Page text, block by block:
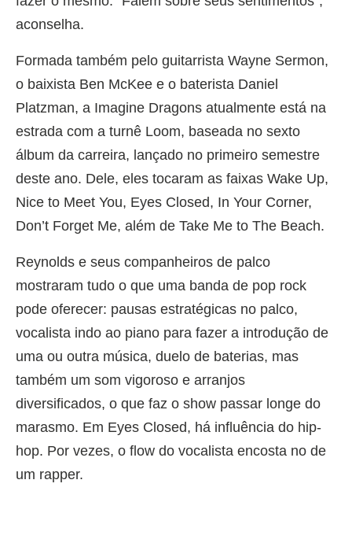
aconselha.
Formada também pelo guitarrista Wayne Sermon,
o baixista Ben McKee e o baterista Daniel
Platzman, a Imagine Dragons atualmente está na
estrada com a turnê Loom, baseada no sexto
álbum da carreira, lançado no primeiro semestre
deste ano. Dele, eles tocaram as faixas Wake Up,
Nice to Meet You, Eyes Closed, In Your Corner,
Don’t Forget Me, além de Take Me to The Beach.
Reynolds e seus companheiros de palco
mostraram tudo o que uma banda de pop rock
pode oferecer: pausas estratégicas no palco,
vocalista indo ao piano para fazer a introdução de
uma ou outra música, duelo de baterias, mas
também um som vigoroso e arranjos
diversificados, o que faz o show passar longe do
marasmo. Em Eyes Closed, há influência do hip-
hop. Por vezes, o flow do vocalista encosta no de
um rapper.